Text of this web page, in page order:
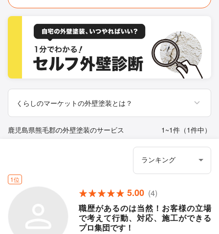
くらしのマーケットの外壁塗装とは？
鹿児島県熊毛郡の外壁塗装のサービス 1~1件（1件中）
1位
5.00 (4)
職歴があるのは当然！お客様の立場
で考えて行動、対応、施工ができる
プロ集団です！